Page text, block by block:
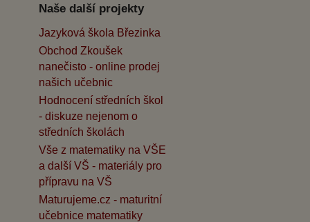
Naše další projekty
Jazyková škola Březinka
Obchod Zkoušek
nanečisto - online prodej
našich učebnic
Hodnocení středních škol
- diskuze nejenom o
středních školách
Vše z matematiky na VŠE
a další VŠ - materiály pro
přípravu na VŠ
Maturujeme.cz - maturitní
učebnice matematiky